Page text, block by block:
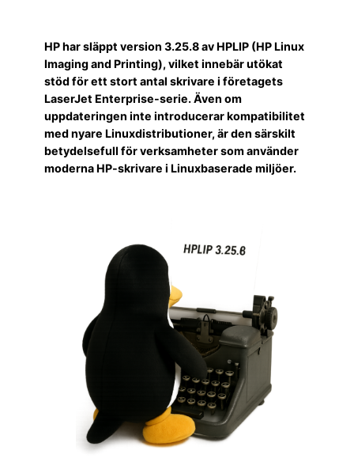
HP har släppt version 3.25.8 av HPLIP (HP Linux
Imaging and Printing), vilket innebär utökat
stöd för ett stort antal skrivare i företagets
LaserJet Enterprise-serie. Även om
uppdateringen inte introducerar kompatibilitet
med nyare Linuxdistributioner, är den särskilt
betydelsefull för verksamheter som använder
moderna HP-skrivare i Linuxbaserade miljöer.